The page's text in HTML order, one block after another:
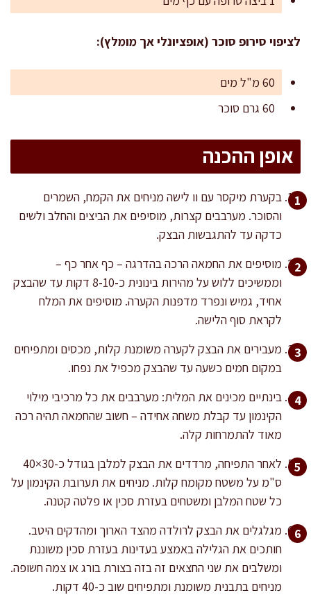
לציפוי סירופ סוכר (אופציונלי אך מומלץ):
60 מ"ל מים
60 גרם סוכר
אופן ההכנה
בקערת מיקסר עם וו לישה מניחים את הקמח, השמרים
והסוכר. מערבבים קצרות, מוסיפים את הביצים והחלב ולשים
כדקה עד להתגבשות הבצק.
מוסיפים את החמאה הרכה בהדרגה – כף אחר כף –
וממשיכים ללוש על מהירות בינונית כ-8-10 דקות עד שהבצק
אחיד, גמיש ונפרד מדפנות הקערה. מוסיפים את המלח
לקראת סוף הלישה.
מעבירים את הבצק לקערה משומנת קלות, מכסים ומתפיחים
במקום חמים כשעה עד שהבצק מכפיל את נפחו.
בינתיים מכינים את המלית: מערבבים את כל מרכיבי מילוי
הקינמון עד קבלת משחה אחידה – חשוב שהחמאה תהיה רכה
מאוד להתמרחות קלה.
לאחר התפיחה, מרדדים את הבצק למלבן בגודל כ-30×40
ס"מ על משטח מקומח קלות. מניחים את תערובת הקינמון על
כל שטח המלבן ומשטחים בעזרת סכין או פלטה קטנה.
מגלגלים את הבצק לרולדה מהצד הארוך ומהדקים היטב.
חותכים את הגלילה באמצע בעדינות בעזרת סכין משוננת
ומשלבים את שני החצאים זה בזה בצורת בורג או צמה חשופה.
מניחים בתבנית משומנת ומתפיחים שוב כ-40 דקות.